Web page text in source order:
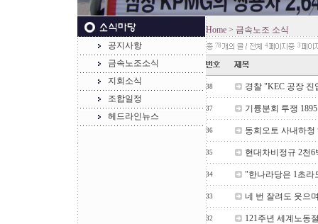
공지사항
금속노조소식
지회소식
조합일정
헤드라인뉴스
Home > 금속노조 소식
78 4 3
38 경찰 "KEC 공장 진
37 기륭분회 투쟁
36 동희오토 사내하
35 현대차비정규 2천
34 "한나라당은 1초라
33 네 번 잘려도 웃으
32 121주년 세계노동